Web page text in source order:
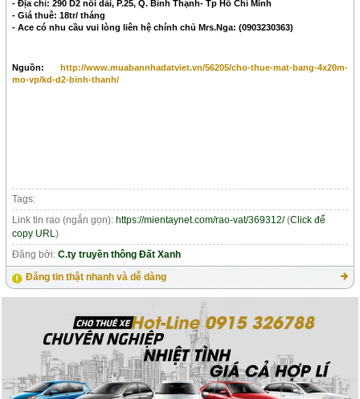
- Địa chỉ: 290 D2 nối dài, P.25, Q. Bình Thạnh- Tp Hồ Chí Minh
- Giá thuê: 18tr/ tháng
- Ace có nhu cầu vui lòng liên hệ chính chủ Mrs.Nga: (0903230363)
Nguồn:
http://www.muabannhadatviet.vn/56205/cho-thue-mat-bang-4x20m-
mo-vp/kd-d2-binh-thanh/
Tags:
Link tin rao (ngắn gọn): https://mientaynet.com/rao-vat/369312/(Click để
copy URL)
Đăng bởi:C.ty truyền thông Đất Xanh
Đăng tin thật nhanh và dễ dàng